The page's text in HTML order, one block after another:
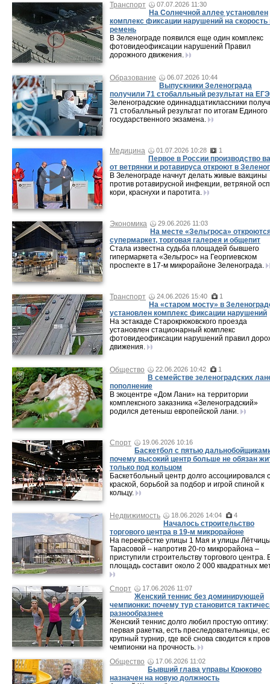
Транспорт 07.07.2026 11:30
На Солнечной аллее установлен
комплекс фиксации нарушений на скорость
ремень
В Зеленограде появился еще один комплекс
фотовидеофиксации нарушений Правил
дорожного движения.
Образование 06.07.2026 10:44
Выпускники Зеленограда
получили 71 стобалльный результат на ЕГЭ
Зеленоградские одиннадцатиклассники
71 стобалльный результат по итогам Единого
государственного экзамена.
Медицина 01.07.2026 10:28 1
Первое в России производство
от ветрянки и ротавируса откроют в
В Зеленограде начнут делать живые вакцины
против ротавирусной инфекции, ветряной
кори, краснухи и паротита.
Экономика 29.06.2026 11:03
На месте «Зельгроса»
супермаркет, торговая галерея и общепит
Стала известна судьба площадей бывшего
гипермаркета «Зельгрос» на Георгиевском
проспекте в 17-м микрорайоне Зеленограда.
Транспорт 24.06.2026 15:40 1
На «старом мосту» в
установлен комплекс фиксации нарушений
На эстакаде Старокрюковского проезда
установлен стационарный комплекс
фотовидеофиксации нарушений правил
движения.
Общество 22.06.2026 10:42 1
В семействе зеленоградских
пополнение
В экоцентре «Дом Лани» на территории
комплексного заказника «Зеленоградский»
родился детеныш европейской лани.
Спорт 19.06.2026 10:16
Баскетбол с пятью
почему высокий центр больше не обязан
только под кольцом
Баскетбольный центр долго ассоциировался с
краской, борьбой за подбор и игрой спиной к
кольцу.
Недвижимость 18.06.2026 14:04 4
Началось строительство
торгового центра в 19-м микрорайоне
На перекрёстке улицы 1 Мая и улицы
Тарасовой – напротив 20‑го микрорайона –
приступили строительству торгового центра.
площадь составит около 2 000 квадратных
Спорт 17.06.2026 11:07
Женский теннис без доминирующей
чемпионки: почему тур становится
разнообразнее
Женский теннис долго любил простую оптику:
первая ракетка, есть преследовательницы,
крупный турнир, где всё снова сводится к
чемпионки на прочность.
Общество
17.06.2026 11:02
Бывший глава управы Крюково
назначен на новую должность